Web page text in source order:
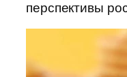
перспективы